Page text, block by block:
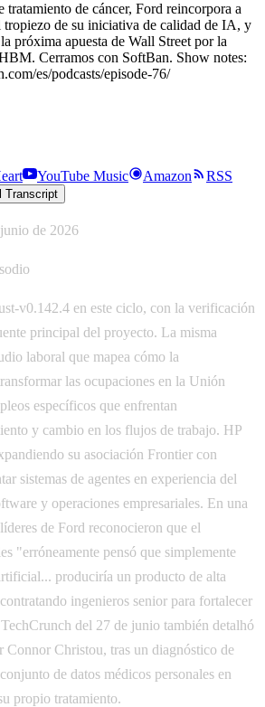
tratamiento de cáncer, Ford reincorpora a
tropiezo de su iniciativa de calidad de IA, y
próxima apuesta de Wall Street por la
Cerramos con SoftBan. Show notes:
es/podcasts/episode-76/
YouTube Music Amazon RSS
Transcript
de 2026
v0.142.4 en este ciclo, con la verificación
principal del proyecto. La misma
laboral que mapea cómo la
las ocupaciones en la Unión
específicos que enfrentan
y cambio en los flujos de trabajo. HP
su asociación Frontier con
sistemas de agentes en experiencia del
y operaciones empresariales. En una
de Ford reconocieron que el
"erróneamente pensó que simplemente
produciría un producto de alta
ingenieros senior para fortalecer
del 27 de junio también detalhó
Connor Christou, tras un diagnóstico de
de datos médicos personales en
propio tratamiento.